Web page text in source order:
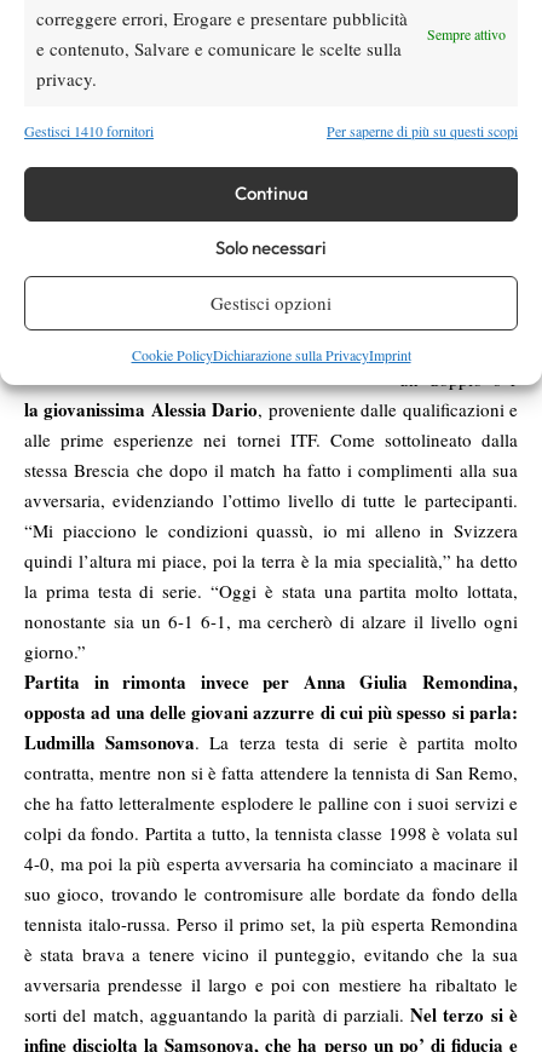
correggere errori, Erogare e presentare pubblicità
e contenuto, Salvare e comunicare le scelte sulla
privacy.
Sempre attivo
Gestisci 1410 fornitori Per saperne di più su questi scopi
Continua
Solo necessari
Gestisci opzioni
Cookie PolicyDichiarazione sulla PrivacyImprint
la via per il successo dopo 3 ore e 27 minutiin cui entrambe
hanno dato tutto, tra grunt e corse, vincenti e grandi difese,
sigillate da un abbraccio caloroso a rete, segno di un’amicizia più
durissimo, sotto il sole caldo di questo pomeriggio.
Molto più
l’esordio della
Georgia
, che ha
sconfitto con
un doppio 6-1
la giovanissima Alessia Dario, proveniente dalle qualificazioni e
alle prime esperienze nei tornei ITF. Come sottolineato dalla
stessa Brescia che dopo il match ha fatto i complimenti alla sua
avversaria, evidenziando l’ottimo livello di tutte le partecipanti.
“Mi piacciono le condizioni quassù, io mi alleno in Svizzera
quindi l’altura mi piace, poi la terra è la mia specialità,” ha detto
la prima testa di serie. “Oggi è stata una partita molto lottata,
nonostante sia un 6-1 6-1, ma cercherò di alzare il livello ogni
giorno.”
Partita in rimonta invece per Anna Giulia Remondina,
opposta ad una delle giovani azzurre di cui più spesso si parla:
Ludmilla Samsonova. La terza testa di serie è partita molto
contratta, mentre non si è fatta attendere la tennista di San Remo,
che ha fatto letteralmente esplodere le palline con i suoi servizi e
colpi da fondo. Partita a tutto, la tennista classe 1998 è volata sul
4-0, ma poi la più esperta avversaria ha cominciato a macinare il
suo gioco, trovando le contromisure alle bordate da fondo della
tennista italo-russa. Perso il primo set, la più esperta Remondina
è stata brava a tenere vicino il punteggio, evitando che la sua
avversaria prendesse il largo e poi con mestiere ha ribaltato le
sorti del match, agguantando la parità di parziali.Nel terzo si è
infine disciolta la Samsonova, che ha perso un po’ di fiducia e